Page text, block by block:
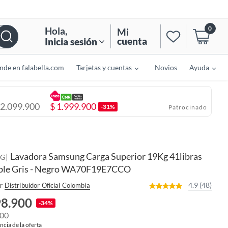
Hola,
Inicia sesión
Mi
cuenta
0
en falabella.com Tarjetas y cuentas Novios Ayuda
2.099.900 $ 1.999.900 -31% Patrocinado
| Lavadora Samsung Carga Superior 19Kg 41libras
Gris - Negro WA70F19E7CCO
Distribuidor Oficial Colombia 4.9 (48)
-34%
de la oferta